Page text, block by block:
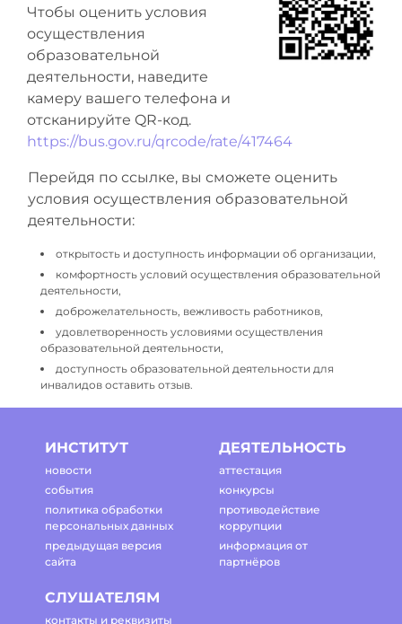
Чтобы оценить условия
осуществления
образовательной
деятельности, наведите
камеру вашего телефона и
отсканируйте QR-код.
https://bus.gov.ru/qrcode/rate/417464
Перейдя по ссылке, вы сможете оценить
условия осуществления образовательной
деятельности:
открытость и доступность информации об организации,
комфортность условий осуществления образовательной
деятельности,
доброжелательность, вежливость работников,
удовлетворенность условиями осуществления
образовательной деятельности,
доступность образовательной деятельности для
инвалидов оставить отзыв.
ИНСТИТУТ
новости
события
политика обработки
персональных данных
предыдущая версия
сайта
ДЕЯТЕЛЬНОСТЬ
аттестация
конкурсы
противодействие
коррупции
информация от
партнёров
СЛУШАТЕЛЯМ
контакты и реквизиты